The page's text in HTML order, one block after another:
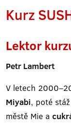
Kurz
Lektor
Petr Lambert
V letech
Miyabi, poté
městě Mie a